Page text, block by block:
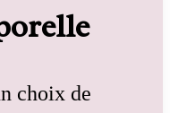
choix de